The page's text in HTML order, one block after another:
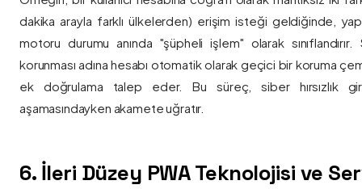
dakika arayla farklı ülkelerden) erişim isteği geldiğinde,
motoru durumu anında "şüpheli işlem" olarak sınıflandırır.
korunması adına hesabı otomatik olarak geçici bir koruma
ek doğrulama talep eder. Bu süreç, siber hırsızlık
aşamasındayken akamete uğratır.
6. İleri Düzey PWA Teknolojisi ve